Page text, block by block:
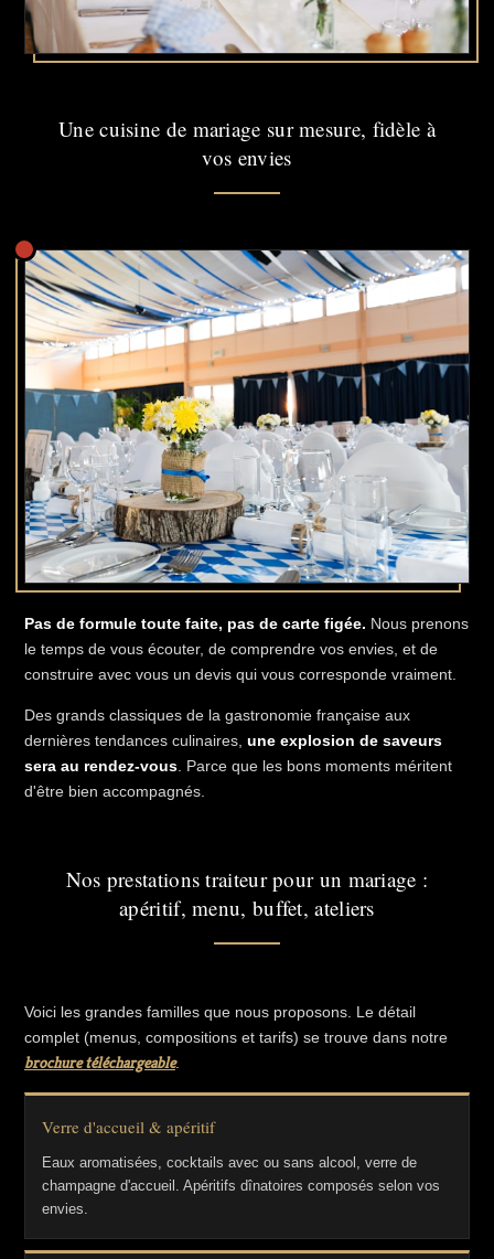
Une cuisine de mariage sur mesure, fidèle à
vos envies
Pas de formule toute faite, pas de carte figée. Nous prenons
le temps de vous écouter, de comprendre vos envies, et de
construire avec vous un devis qui vous corresponde vraiment.
Des grands classiques de la gastronomie française aux
dernières tendances culinaires, une explosion de saveurs
sera au rendez-vous . Parce que les bons moments méritent
d'être bien accompagnés.
Nos prestations traiteur pour un mariage :
apéritif, menu, buffet, ateliers
Voici les grandes familles que nous proposons. Le détail
complet (menus, compositions et tarifs) se trouve dans notre
brochure téléchargeable.
Verre d'accueil & apéritif
Eaux aromatisées, cocktails avec ou sans alcool, verre de
champagne d'accueil. Apéritifs dînatoires composés selon vos
envies.